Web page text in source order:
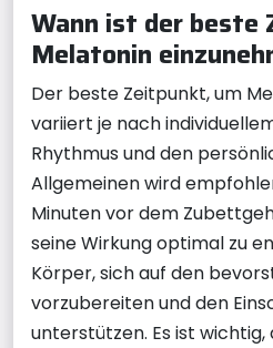
Wann ist der beste
Melatonin
Der beste Zeitpunkt, um
variiert je nach
Rhythmus und den
Allgemeinen wird
Minuten vor dem
seine Wirkung optimal zu
Körper, sich auf den
vorzubereiten und den
unterstützen. Es ist wichtig,